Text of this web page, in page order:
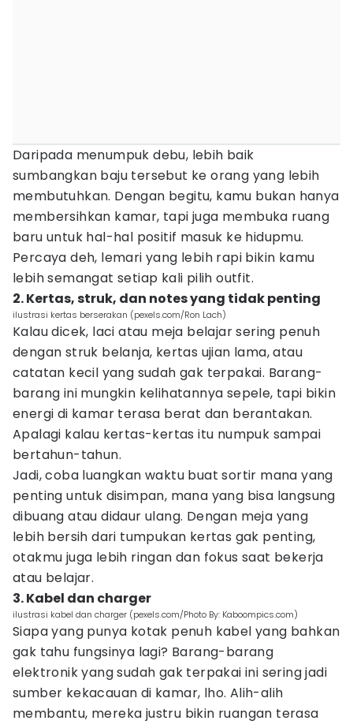
Daripada menumpuk debu, lebih baik
sumbangkan baju tersebut ke orang yang lebih
membutuhkan. Dengan begitu, kamu bukan hanya
membersihkan kamar, tapi juga membuka ruang
baru untuk hal-hal positif masuk ke hidupmu.
Percaya deh, lemari yang lebih rapi bikin kamu
lebih semangat setiap kali pilih outfit.
2. Kertas, struk, dan notes yang tidak penting
ilustrasi kertas berserakan (pexels.com/Ron Lach)
Kalau dicek, laci atau meja belajar sering penuh
dengan struk belanja, kertas ujian lama, atau
catatan kecil yang sudah gak terpakai. Barang-
barang ini mungkin kelihatannya sepele, tapi bikin
energi di kamar terasa berat dan berantakan.
Apalagi kalau kertas-kertas itu numpuk sampai
bertahun-tahun.
Jadi, coba luangkan waktu buat sortir mana yang
penting untuk disimpan, mana yang bisa langsung
dibuang atau didaur ulang. Dengan meja yang
lebih bersih dari tumpukan kertas gak penting,
otakmu juga lebih ringan dan fokus saat bekerja
atau belajar.
3. Kabel dan charger
ilustrasi kabel dan charger (pexels.com/Photo By: Kaboompics.com)
Siapa yang punya kotak penuh kabel yang bahkan
gak tahu fungsinya lagi? Barang-barang
elektronik yang sudah gak terpakai ini sering jadi
sumber kekacauan di kamar, lho. Alih-alih
membantu, mereka justru bikin ruangan terasa